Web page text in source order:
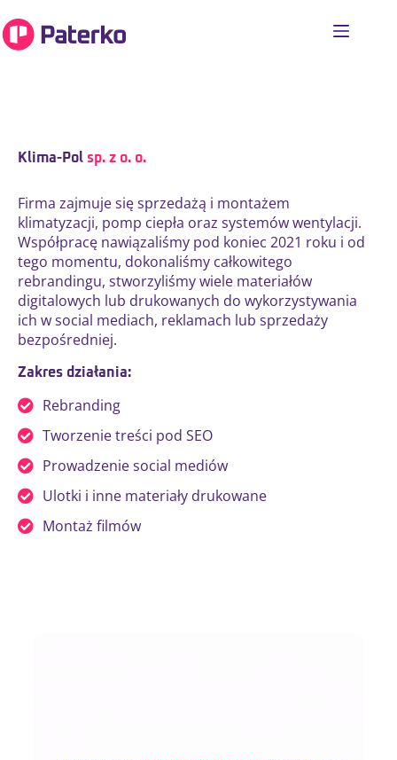
Klima-Pol sp. z o. o.
Firma zajmuje się sprzedażą i montażem
klimatyzacji, pomp ciepła oraz systemów wentylacji.
Współpracę nawiązaliśmy pod koniec 2021 roku i od
tego momentu, dokonaliśmy całkowitego
rebrandingu, stworzyliśmy wiele materiałów
digitalowych lub drukowanych do wykorzystywania
ich w social mediach, reklamach lub sprzedaży
bezpośredniej.
Zakres działania:
Rebranding
Tworzenie treści pod SEO
Prowadzenie social mediów
Ulotki i inne materiały drukowane
Montaż filmów